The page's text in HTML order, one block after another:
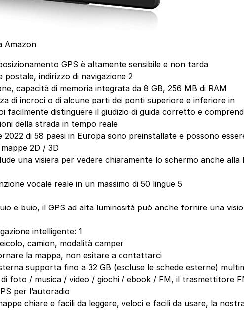
Amazon
GPS è altamente sensibile e non tarda
postale, indirizzo di navigazione 2
capacità di memoria integrata da 8 GB, 256 MB di RAM
di incroci o di alcune parti dei ponti superiore e inferiore in
facilmente distinguere il giudizio di guida corretto e
della strada in tempo reale
2022 di 58 paesi in Europa sono preinstallate e possono
2D / 3D
una visiera per vedere chiaramente lo schermo anche alla
vocale reale in un massimo di 50 lingue 5
e buio, il GPS ad alta luminosità può anche fornire una
intelligente: 1
camion, modalità camper
la mappa, non esitare a contattarci
supporta fino a 32 GB (escluse le schede esterne)
foto / musica / video / giochi / ebook / FM, il trasmettitore
per l’autoradio
chiare e facili da leggere, veloci e facili da usare, la